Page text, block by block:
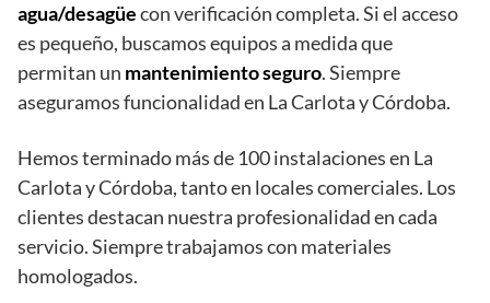
agua/desagüecon verificación completa. Si el acceso
es pequeño, buscamos equipos a medida que
permitan un mantenimiento seguro. Siempre
aseguramos funcionalidad en La Carlota y Córdoba.
Hemos terminado más de 100 instalaciones en La
Carlota y Córdoba, tanto en locales comerciales. Los
clientes destacan nuestra profesionalidad en cada
servicio. Siempre trabajamos con materiales
homologados.